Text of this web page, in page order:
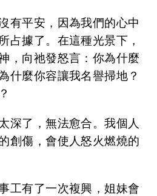
有平安，因為我們的心中
占據了。在這種光景下，
，向祂發怒言：你為什麼
什麼你容讓我名譽掃地？
深了，無法愈合。我個人
創傷，會使人怒火燃燒的
工有了一次複興，姐妹會